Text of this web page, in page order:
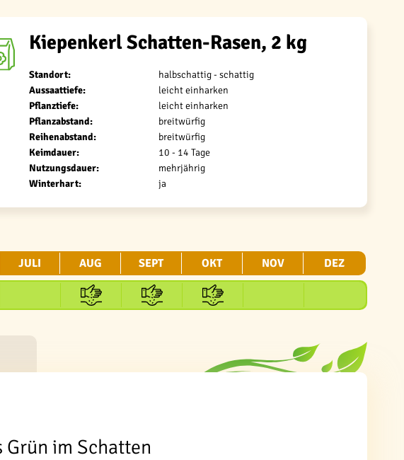
Kiepenkerl Schatten-Rasen, 2 kg
Standort:
halbschattig - schattig
Aussaattiefe:
leicht einharken
Pflanztiefe:
leicht einharken
Pflanzabstand:
breitwürfig
Reihenabstand:
breitwürfig
Keimdauer:
10 - 14 Tage
Nutzungsdauer:
mehrjährig
Winterhart:
ja
JULI AUG SEPT OKT NOV DEZ
im Schatten